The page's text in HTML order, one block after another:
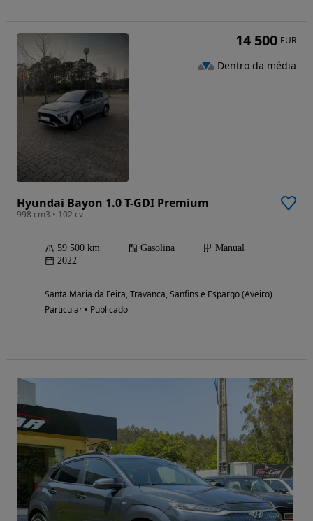
Hyundai Bayon 1.0 T-GDI Premium
998 cm3 • 102 cv
59 500 km Gasolina
Manual
2022
Santa Maria da Feira, Travanca, Sanfins e Espargo (Aveiro)
Particular • Publicado
14 500 EUR
Dentro da média